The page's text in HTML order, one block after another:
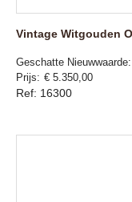
Vintage Witgouden
Geschatte Nieuwwaarde
Prijs
€ 5.350,00
Ref: 16300